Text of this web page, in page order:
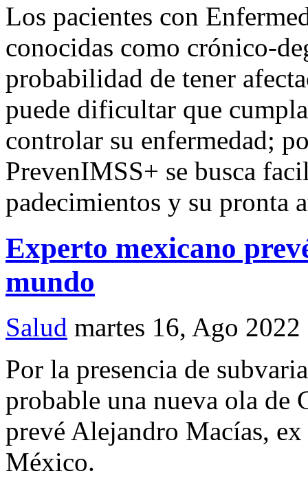
Los pacientes con
conocidas como crónico-
probabilidad de tener
puede dificultar que
controlar su enfermedad;
PrevenIMSS+ se busca
padecimientos y su pronta
Experto mexicano
mundo
Salud martes 16, Ago 2022
Por la presencia de
probable una nueva ola
prevé Alejandro Macías,
México.